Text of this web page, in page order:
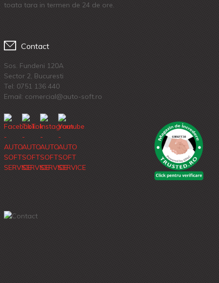
toata tara in termen de 24 de ore.
Contact
Sos. Fundeni 120A
Sector 2, Bucuresti
Tel: 0751 136 440
Email: comercial@auto-soft.ro